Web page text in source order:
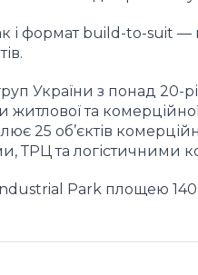
і формат build-to-suit —
України з понад 20-
житлової та
25 об’єктів
ТРЦ та логістичними
Industrial Park площею